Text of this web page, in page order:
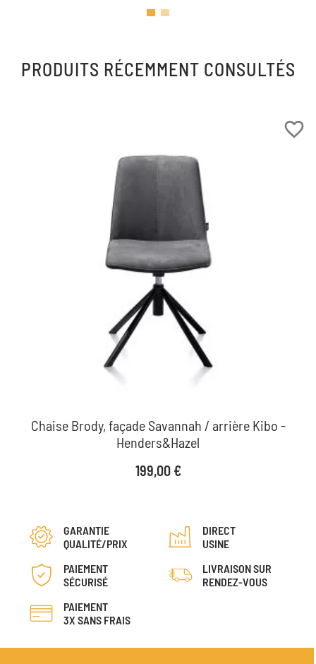
PRODUITS RÉCEMMENT CONSULTÉS
favorite_border
Chaise Brody, façade Savannah / arrière Kibo -
Henders&Hazel
Prix
199,00 €
GARANTIE
QUALITÉ/PRIX
DIRECT
USINE
PAIEMENT
SÉCURISÉ
LIVRAISON SUR
RENDEZ-VOUS
PAIEMENT
3X SANS FRAIS